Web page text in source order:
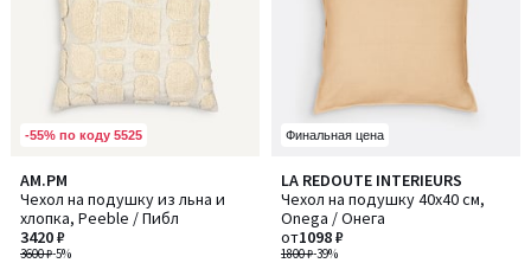
-55% по коду 5525
AM.PM
Чехол на подушку из льна и
хлопка, Peeble / Пибл
3600 ₽-5%
3420 ₽
4,8
/ 5
Финальная цена
LA REDOUTE INTERIEURS
Чехол на подушку 40x40 см,
Onega / Онега
1800 ₽-39%
от1098 ₽
4
/
5
Количество
цветов:
2